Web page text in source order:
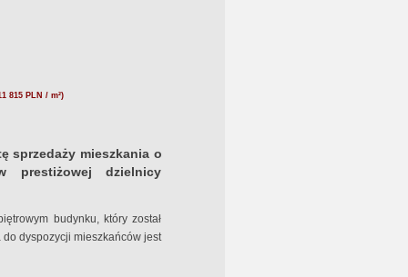
815 PLN / m²)
sprzedaży mieszkania o
prestiżowej dzielnicy
budynku, który został
dyspozycji mieszkańców jest